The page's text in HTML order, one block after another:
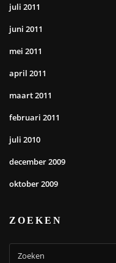
juli 2011
juni 2011
mei 2011
april 2011
maart 2011
februari 2011
juli 2010
december 2009
oktober 2009
ZOEKEN